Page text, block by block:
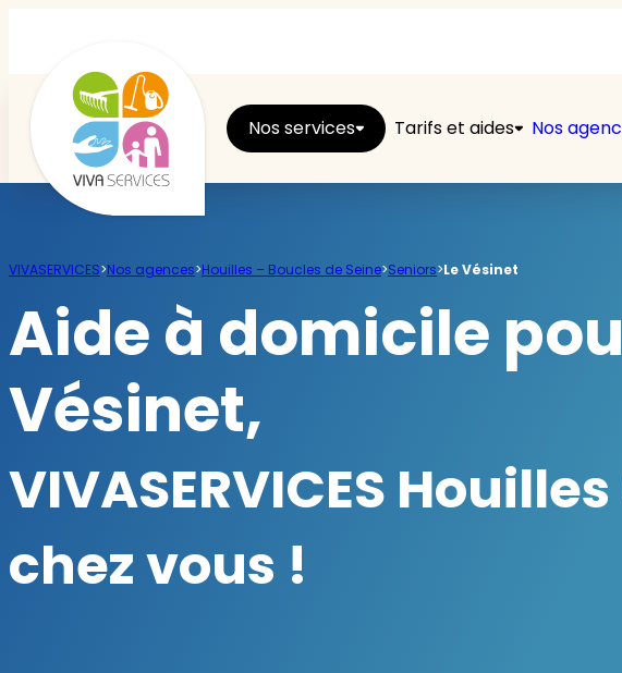
Nos services Tarifs et aides Nos
Repassage
Jardin
Brico
Nounou
VIVASERVICES>Nos agences>Houilles – Boucles de Seine>Seniors>Le Vésinet
Aide à domicile
Vésinet,
VIVASERVICES
chez vous !